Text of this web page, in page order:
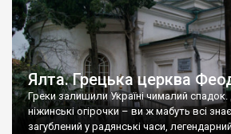
Ялта. Грецька церква
Греки залишили Україні чималий
ніжинські огірочки – ви ж мабуть всі
загублений у радянські часи,